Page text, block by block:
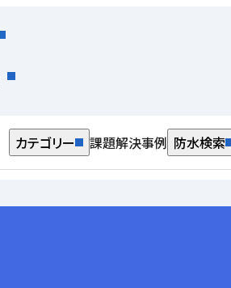
カテゴリー 課題解決事例 防水検索